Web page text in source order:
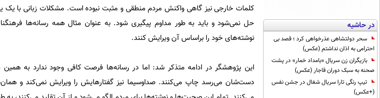
در حاشیه
سحر دولتشاهی عذرخواهی کرد ؛ قصد بی
احترامی به اذان نداشتم (عکس)
بازیگران زن سریال «بامداد خمار» در پشت
صحنه به سبک دوران قاجار (عکس)
تیپ رنگی تارا سریال شغال در جشن نفس
(+عکس)
کلمات خارجی نیز گاهی واکنش مردم منطقی و مثبت نبوده است. مشکلات زبانی با یک
حل نمی‌شود و باید به طور مداوم پیگیری شود. به عنوان مثال همه رسانه‌ها
نوشته‌های خود را براساس آن ویرایش کنند.
این پژوهشگر در ادامه متذکر شد: اما در رسانه‌ها فرصت کافی وجود ندارد به
دست‌شان می‌رسد چاپ می‌کنند. صداوسیما نیز گفتارهایش را ویرایش نمی‌کند و